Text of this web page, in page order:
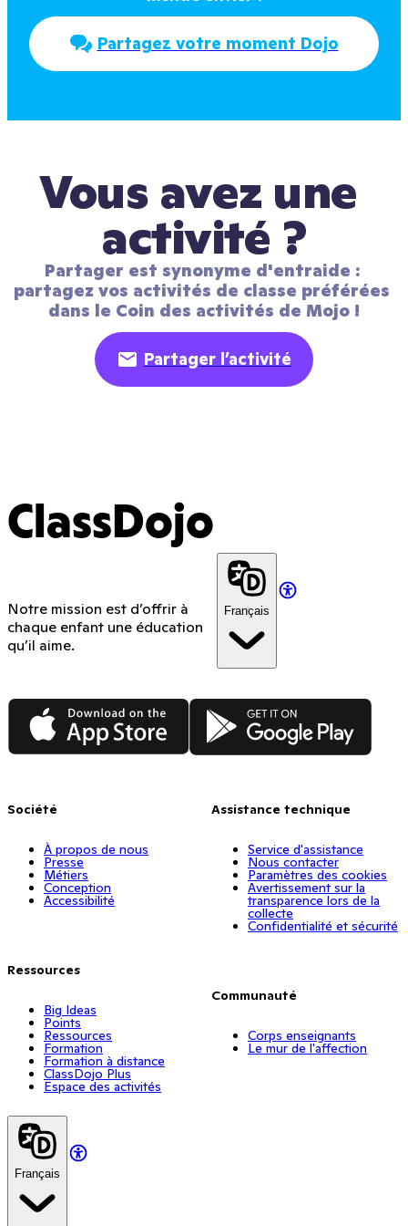
Partagez votre moment Dojo
Vous avez une
activité ?
Partager est synonyme d'entraide :
partagez vos activités de classe préférées
dans le Coin des activités de Mojo !
Partager l’activité
ClassDojo
Notre mission est d’offrir à
chaque enfant une éducation
qu’il aime.
Français
App Store Google Play
Société
À propos de nous
Presse
Métiers
Conception
Accessibilité
Ressources
Big Ideas
Points
Ressources
Formation
Formation à distance
ClassDojo Plus
Espace des activités
Assistance technique
Service d'assistance
Nous contacter
Paramètres des cookies
Avertissement sur la
transparence lors de la
collecte
Confidentialité et sécurité
Communauté
Corps enseignants
Le mur de l'affection
Français